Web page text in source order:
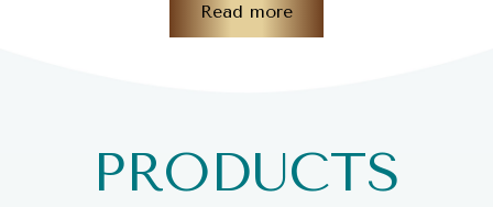
Read more
PRODUCTS